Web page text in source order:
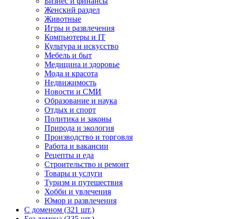
Женский раздел
Животные
Игры и развлечения
Компьютеры и IT
Культура и искусство
Мебель и быт
Медицина и здоровье
Мода и красота
Недвижимость
Новости и СМИ
Образование и наука
Отдых и спорт
Политика и законы
Природа и экология
Производство и торговля
Работа и вакансии
Рецепты и еда
Строительство и ремонт
Товары и услуги
Туризм и путешествия
Хобби и увлечения
Юмор и развлечения
С доменом (321 шт.)